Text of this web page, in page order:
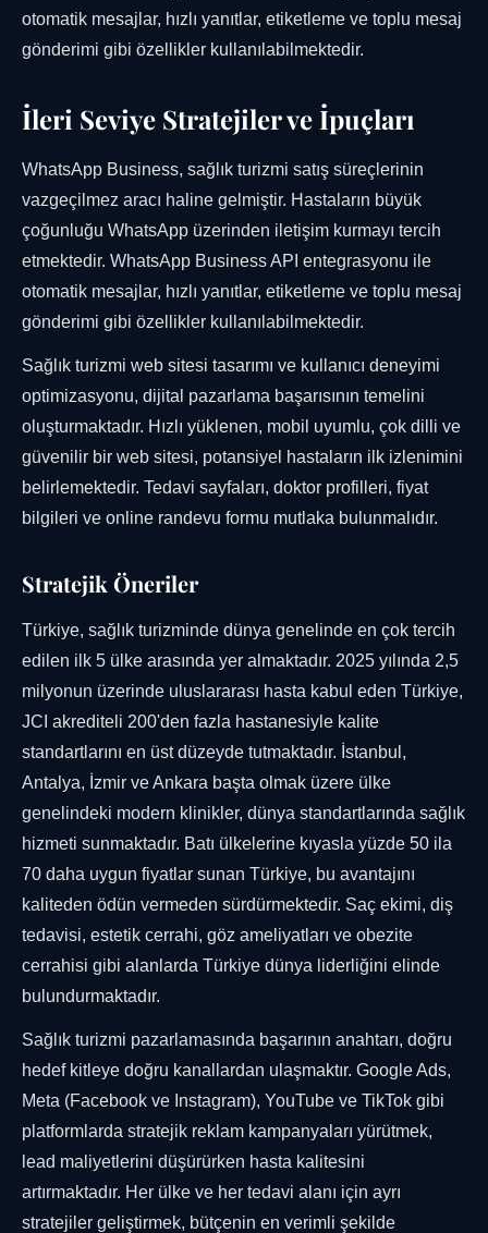
otomatik mesajlar, hızlı yanıtlar, etiketleme ve toplu mesaj
gönderimi gibi özellikler kullanılabilmektedir.
İleri Seviye Stratejiler ve İpuçları
WhatsApp Business, sağlık turizmi satış süreçlerinin
vazgeçilmez aracı haline gelmiştir. Hastaların büyük
çoğunluğu WhatsApp üzerinden iletişim kurmayı tercih
etmektedir. WhatsApp Business API entegrasyonu ile
otomatik mesajlar, hızlı yanıtlar, etiketleme ve toplu mesaj
gönderimi gibi özellikler kullanılabilmektedir.
Sağlık turizmi web sitesi tasarımı ve kullanıcı deneyimi
optimizasyonu, dijital pazarlama başarısının temelini
oluşturmaktadır. Hızlı yüklenen, mobil uyumlu, çok dilli ve
güvenilir bir web sitesi, potansiyel hastaların ilk izlenimini
belirlemektedir. Tedavi sayfaları, doktor profilleri, fiyat
bilgileri ve online randevu formu mutlaka bulunmalıdır.
Stratejik Öneriler
Türkiye, sağlık turizminde dünya genelinde en çok tercih
edilen ilk 5 ülke arasında yer almaktadır. 2025 yılında 2,5
milyonun üzerinde uluslararası hasta kabul eden Türkiye,
JCI akrediteli 200'den fazla hastanesiyle kalite
standartlarını en üst düzeyde tutmaktadır. İstanbul,
Antalya, İzmir ve Ankara başta olmak üzere ülke
genelindeki modern klinikler, dünya standartlarında sağlık
hizmeti sunmaktadır. Batı ülkelerine kıyasla yüzde 50 ila
70 daha uygun fiyatlar sunan Türkiye, bu avantajını
kaliteden ödün vermeden sürdürmektedir. Saç ekimi, diş
tedavisi, estetik cerrahi, göz ameliyatları ve obezite
cerrahisi gibi alanlarda Türkiye dünya liderliğini elinde
bulundurmaktadır.
Sağlık turizmi pazarlamasında başarının anahtarı, doğru
hedef kitleye doğru kanallardan ulaşmaktır. Google Ads,
Meta (Facebook ve Instagram), YouTube ve TikTok gibi
platformlarda stratejik reklam kampanyaları yürütmek,
lead maliyetlerini düşürürken hasta kalitesini
artırmaktadır. Her ülke ve her tedavi alanı için ayrı
stratejiler geliştirmek, bütçenin en verimli şekilde